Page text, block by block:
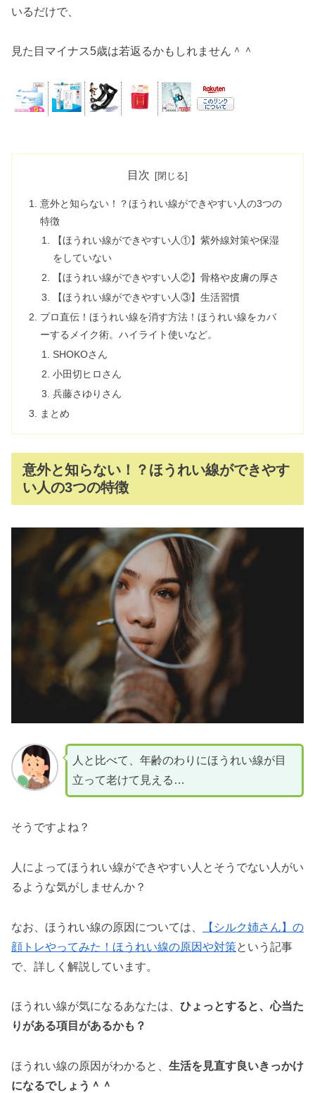
いるだけで、
見た目マイナス5歳は若返るかもしれません＾＾
目次
意外と知らない！？ほうれい線ができやすい人の3つの
特徴
【ほうれい線ができやすい人①】紫外線対策や保湿
をしていない
【ほうれい線ができやすい人②】骨格や皮膚の厚さ
【ほうれい線ができやすい人③】生活習慣
プロ直伝！ほうれい線を消す方法！ほうれい線をカバ
ーするメイク術。ハイライト使いなど。
SHOKOさん
小田切ヒロさん
兵藤さゆりさん
まとめ
意外と知らない！？ほうれい線ができやす
い人の3つの特徴
人と比べて、年齢のわりにほうれい線が目
立って老けて見える…
そうですよね？
人によってほうれい線ができやすい人とそうでない人がい
るような気がしませんか？
なお、ほうれい線の原因については、
【シルク姉さん】の
顔トレやってみた！ほうれい線の原因や対策という記事
で、詳しく解説しています。
ほうれい線が気になるあなたは、 ひょっとすると、心当た
りがある項目があるかも？
ほうれい線の原因がわかると、 生活を見直す良いきっかけ
になるでしょう＾＾